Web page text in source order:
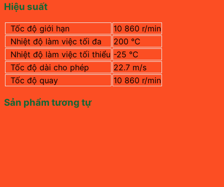
Hiệu suất
Tốc độ giới hạn
10 860 r/min
Nhiệt độ làm việc tối đa
200 °C
Nhiệt độ làm việc tối thiểu -25 °C
Tốc độ dài cho phép
22.7 m/s
Tốc độ quay
10 860 r/min
Sản phẩm tương tự